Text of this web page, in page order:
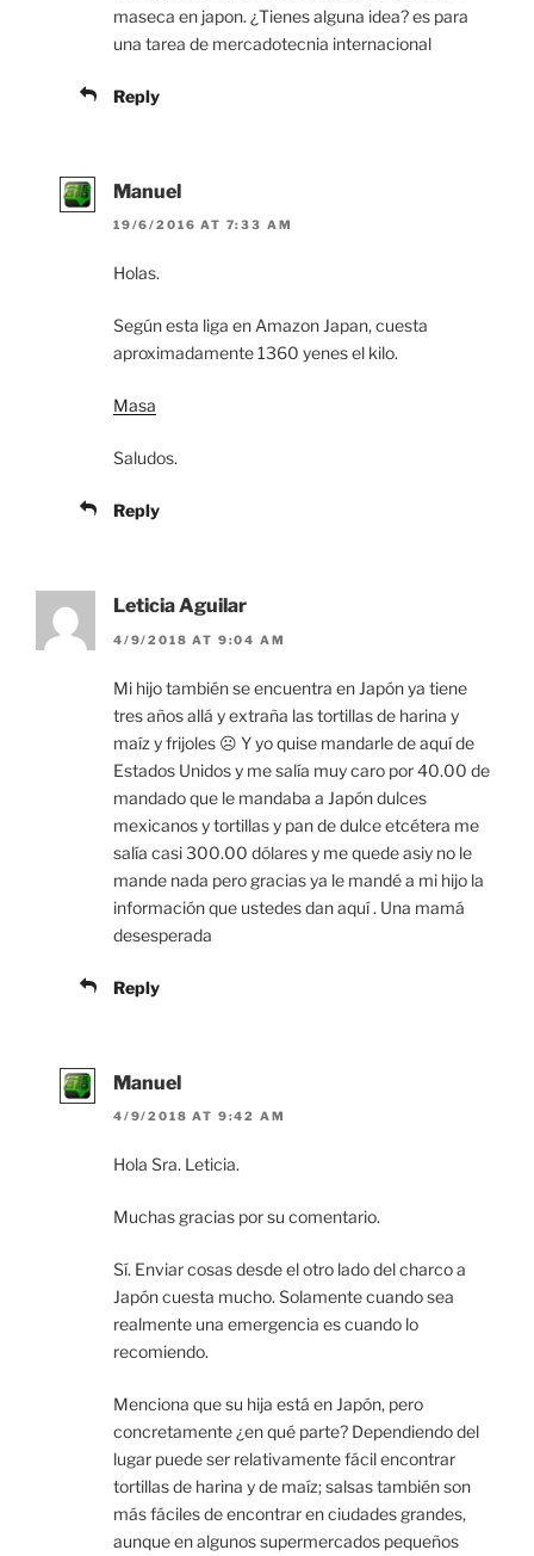
maseca en japon. ¿Tienes alguna idea? es para
una tarea de mercadotecnia internacional
Reply
Manuel
19/6/2016 AT 7:33 AM
Holas.
Según esta liga en Amazon Japan, cuesta
aproximadamente 1360 yenes el kilo.
Masa
Saludos.
Reply
Leticia Aguilar
4/9/2018 AT 9:04 AM
Mi hijo también se encuentra en Japón ya tiene
tres años allá y extraña las tortillas de harina y
maíz y frijoles ☹️ Y yo quise mandarle de aquí de
Estados Unidos y me salía muy caro por 40.00 de
mandado que le mandaba a Japón dulces
mexicanos y tortillas y pan de dulce etcétera me
salía casi 300.00 dólares y me quede asiy no le
mande nada pero gracias ya le mandé a mi hijo la
información que ustedes dan aquí . Una mamá
desesperada
Reply
Manuel
4/9/2018 AT 9:42 AM
Hola Sra. Leticia.
Muchas gracias por su comentario.
Sí. Enviar cosas desde el otro lado del charco a
Japón cuesta mucho. Solamente cuando sea
realmente una emergencia es cuando lo
recomiendo.
Menciona que su hija está en Japón, pero
concretamente ¿en qué parte? Dependiendo del
lugar puede ser relativamente fácil encontrar
tortillas de harina y de maíz; salsas también son
más fáciles de encontrar en ciudades grandes,
aunque en algunos supermercados pequeños